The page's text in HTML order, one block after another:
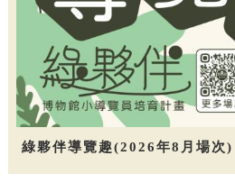
綠夥伴導覽趣(2026年8月場次)